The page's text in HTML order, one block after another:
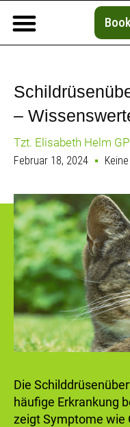
–
Tzt. Elisabeth Helm
Februar 18, 2024
Die
häufige Erkrankung
zeigt Symptome wie